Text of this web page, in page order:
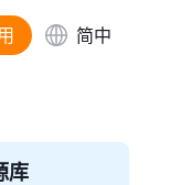
简中
库